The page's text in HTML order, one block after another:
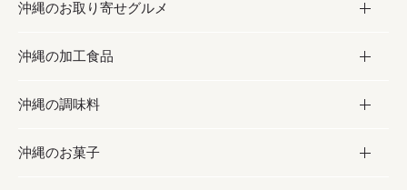
沖縄のお取り寄せグルメ
お取り寄せグルメ
フルーツ・野菜
お肉
沖縄の加工食品
加工食品
缶詰／パウチ
沖縄の調味料
調味料
沖縄のお菓子